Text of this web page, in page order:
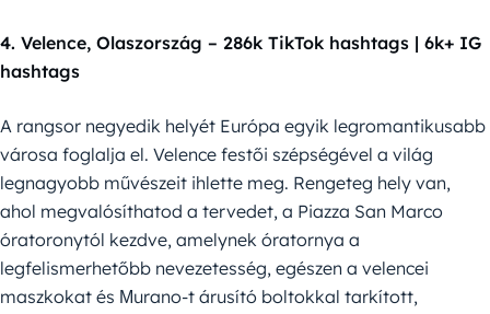
4. Velence, Olaszország – 286k TikTok hashtags | 6k+ IG
hashtags
A rangsor negyedik helyét Európa egyik legromantikusabb
városa foglalja el. Velence festői szépségével a világ
legnagyobb művészeit ihlette meg. Rengeteg hely van,
ahol megvalósíthatod a tervedet, a Piazza San Marco
óratoronytól kezdve, amelynek óratornya a
legfelismerhetőbb nevezetesség, egészen a velencei
maszkokat és Μurano-t árusító boltokkal tarkított,